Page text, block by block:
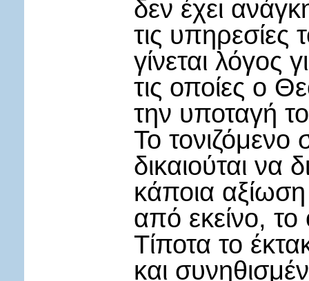
δεν έχει
τις
γίνεται λόγος
τις οποίες ο
την υποταγή
Το τονιζόμενο
δικαιούται να
κάποια
από εκείνο,
Τίποτα το
και